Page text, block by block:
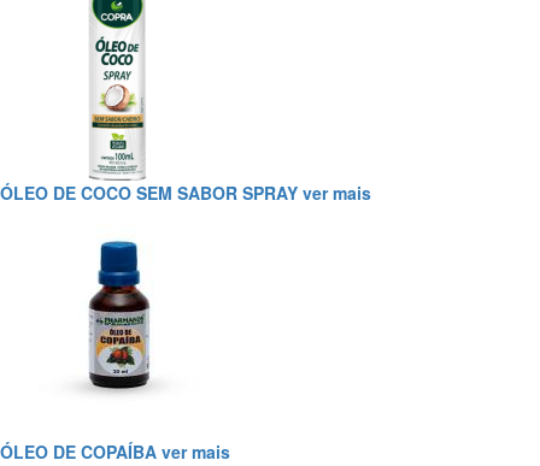
ÓLEO DE COCO SEM SABOR SPRAY ver mais
ÓLEO DE COPAÍBA ver mais